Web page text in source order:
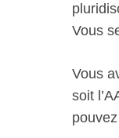
Vous
Vous
soit